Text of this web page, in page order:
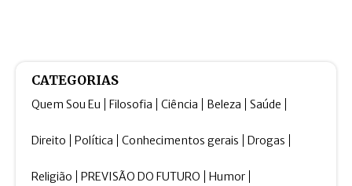
CATEGORIAS
Quem Sou Eu Filosofia Ciência Beleza Saúde
Direito Política Conhecimentos gerais Drogas
Religião PREVISÃO DO FUTURO Humor